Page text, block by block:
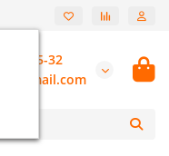
987-55-32